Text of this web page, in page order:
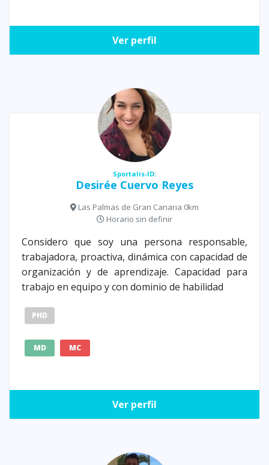
Ver perfil
Sportalis-ID:
Desirée Cuervo Reyes
Las Palmas de Gran Canaria 0km
Horario sin definir
Considero que soy una persona responsable,
trabajadora, proactiva, dinámica con capacidad de
organización y de aprendizaje. Capacidad para
trabajo en equipo y con dominio de habilidad
PHD
MD MC
Ver perfil